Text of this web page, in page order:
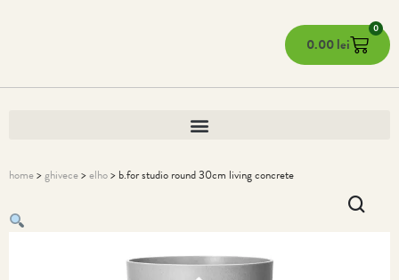
0.00lei
0
home>ghivece>elho> b.for studio round 30cm living concrete